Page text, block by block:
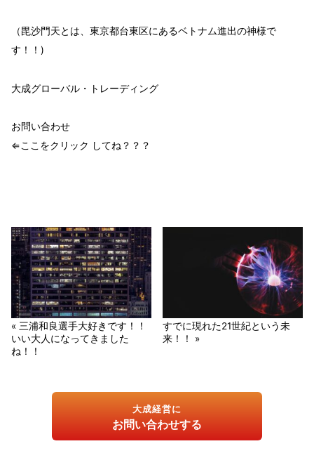
（毘沙門天とは、東京都台東区にあるベトナム進出の神様で
す！！)
大成グローバル・トレーディング
お問い合わせ
⇐ここをクリック してね？？？
« 三浦和良選手大好きです！！
いい大人になってきました
ね！！
すでに現れた21世紀という未
来！！ »
大成経営に
お問い合わせする